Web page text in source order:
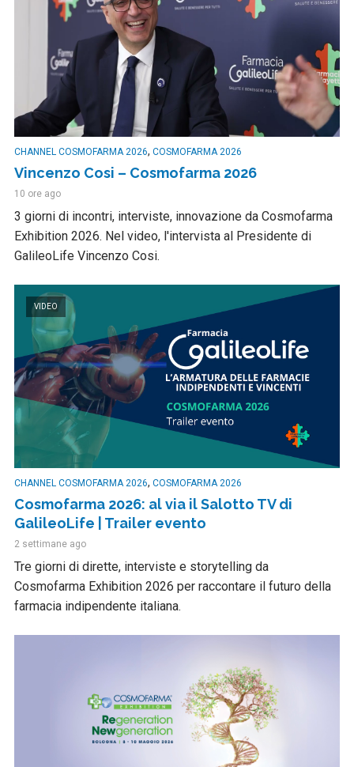
CHANNEL COSMOFARMA 2026, COSMOFARMA 2026
Vincenzo Cosi – Cosmofarma 2026
10 ore ago
3 giorni di incontri, interviste, innovazione da Cosmofarma
Exhibition 2026. Nel video, l'intervista al Presidente di
GalileoLife Vincenzo Cosi.
VIDEO
CHANNEL COSMOFARMA 2026, COSMOFARMA 2026
Cosmofarma 2026: al via il Salotto TV di
GalileoLife | Trailer evento
2 settimane ago
Tre giorni di dirette, interviste e storytelling da
Cosmofarma Exhibition 2026 per raccontare il futuro della
farmacia indipendente italiana.